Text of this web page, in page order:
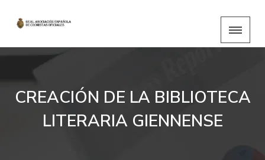
CREACIÓN DE LA BIBLIOTECA
LITERARIA GIENNENSE